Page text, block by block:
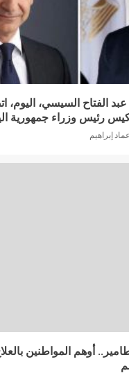
الفتاح السيسي، اليوم،
رئيس وزراء جمهورية
عماد إبراهيم
أوهم المواطنين